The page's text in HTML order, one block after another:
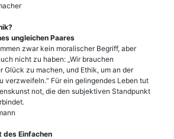
ungleichen Paares
zwar kein moralischer Begriff, aber
nicht zu haben: „Wir brauchen
Glück zu machen, und Ethik, um an der
verzweifeln.“ Für ein gelingendes Leben tut
not, die den subjektiven Standpunkt
des Einfachen